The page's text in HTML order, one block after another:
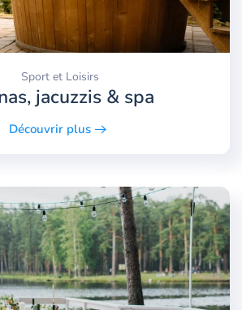
Sport et Loisirs
jacuzzis & spa
Découvrir plus